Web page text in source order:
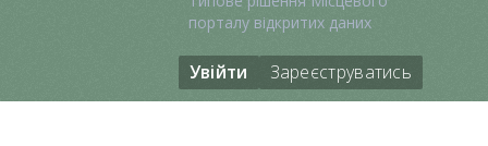
порталу відкритих даних
Увійти Зареєструватись